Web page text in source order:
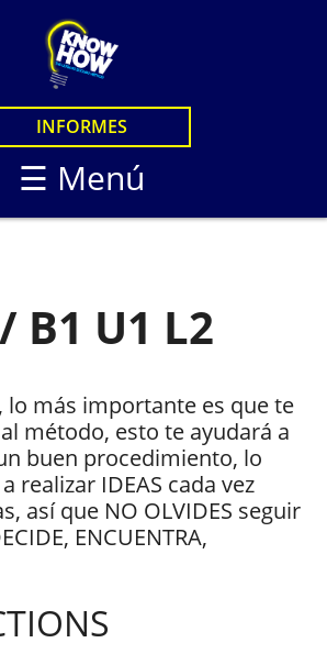
INFORMES
☰ Menú
CURSOS
EN LINEA
LOGIN
STUDENTS
HOW LIVE
HOW
HOW IN
B1 U1 L2
lo más importante es que te
método, esto te ayudará a
buen procedimiento, lo
realizar IDEAS cada vez
así que NO OLVIDES seguir
ENCUENTRA,